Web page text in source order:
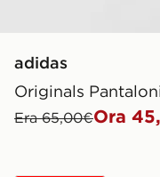
adidas
Originals
Era 65,00€Ora